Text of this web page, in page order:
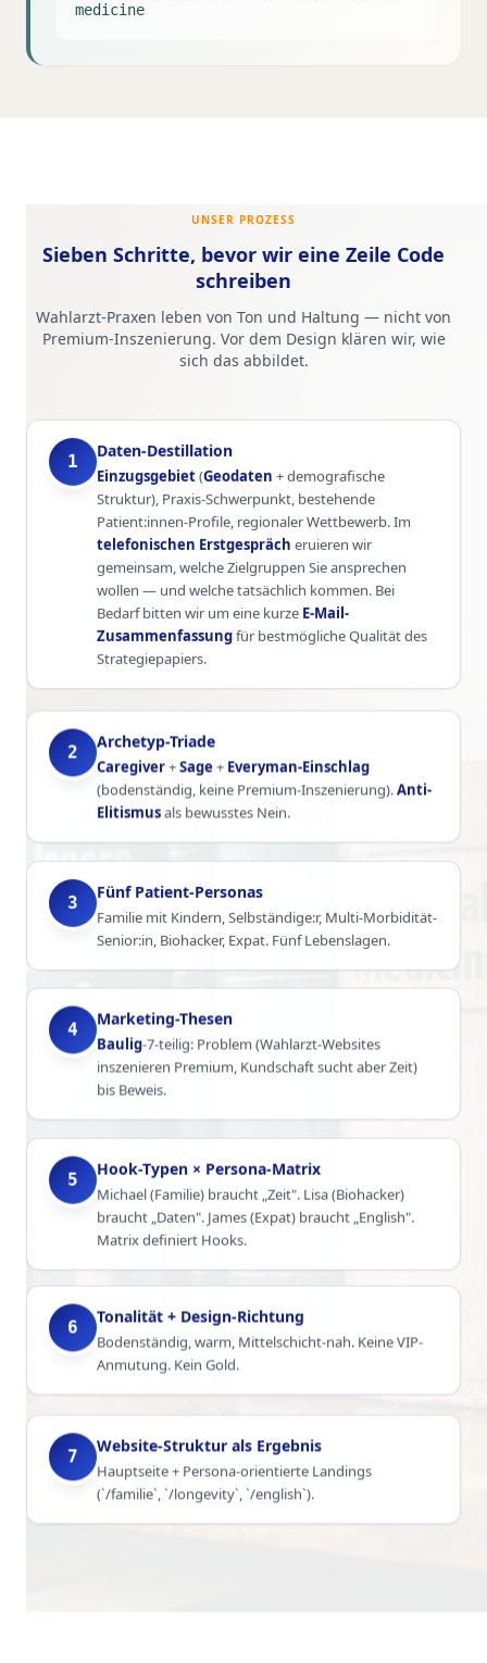
medicine
UNSER PROZESS
Sieben Schritte, bevor wir eine Zeile Code
schreiben
Wahlarzt-Praxen leben von Ton und Haltung — nicht von
Premium-Inszenierung. Vor dem Design klären wir, wie
sich das abbildet.
1
Daten-Destillation
Einzugsgebiet(Geodaten + demografische
Struktur), Praxis-Schwerpunkt, bestehende
Patient:innen-Profile, regionaler Wettbewerb. Im
telefonischen Erstgespräch eruieren wir
gemeinsam, welche Zielgruppen Sie ansprechen
wollen — und welche tatsächlich kommen. Bei
Bedarf bitten wir um eine kurze E-Mail-
Zusammenfassungfür bestmögliche Qualität des
Strategiepapiers.
2
Archetyp-Triade
Caregiver+Sage + Everyman-Einschlag
(bodenständig, keine Premium-Inszenierung). Anti-
Elitismus als bewusstes Nein.
3
Fünf Patient-Personas
Familie mit Kindern, Selbständige:r, Multi-Morbidität-
Senior:in, Biohacker, Expat. Fünf Lebenslagen.
4
Marketing-Thesen
Baulig -7-teilig: Problem (Wahlarzt-Websites
inszenieren Premium, Kundschaft sucht aber Zeit)
bis Beweis.
5
Hook-Typen × Persona-Matrix
Michael (Familie) braucht „Zeit". Lisa (Biohacker)
braucht „Daten". James (Expat) braucht „English".
Matrix definiert Hooks.
6
Tonalität + Design-Richtung
Bodenständig, warm, Mittelschicht-nah. Keine VIP-
Anmutung. Kein Gold.
7
Website-Struktur als Ergebnis
Hauptseite + Persona-orientierte Landings
(`/familie`, `/longevity`, `/english`).